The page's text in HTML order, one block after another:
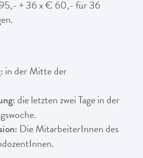
+ 36 x € 60,- für 36
in der Mitte der
die letzten zwei Tage in der
Die MitarbeiterInnen des